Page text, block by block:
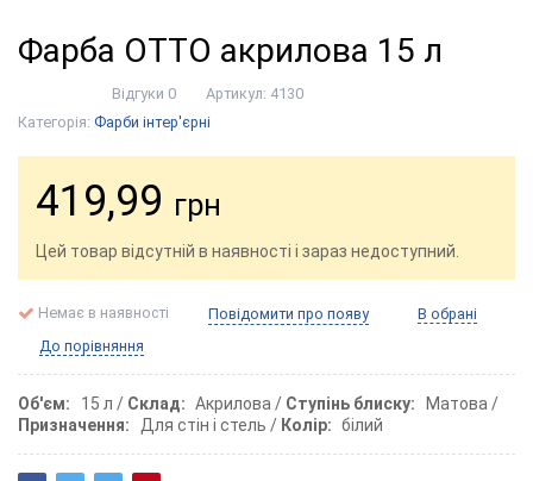
Фарба ОТТО акрилова 15 л
Відгуки 0 Артикул: 4130
Категорія: Фарби інтер'єрні
419,99 грн
Цей товар відсутній в наявності і зараз недоступний.
Немає в наявності Повідомити про появу
В обрані
До порівняння
Об'єм 15 л Склад Акрилова Ступінь блиску
Матова
Призначення
Для стін і стель Колір білий